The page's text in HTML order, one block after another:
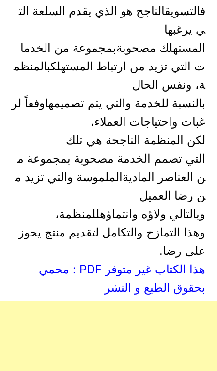
فالتسويقالناجح هو الذي يقدم السلعة الت
ي يرغبها
المستهلك مصحوبةبمجموعة من الخدما
ت التي تزيد من ارتباط المستهلكبالمنظم
ة، ونفس الحال
بالنسبة للخدمة والتي يتم تصميمهاوفقاً لر
غبات واحتياجات العملاء،
لكن المنظمة الناجحة هي تلك
التي تصمم الخدمة مصحوبة بمجموعة م
ن العناصر الماديةالملموسة والتي تزيد م
ن رضا العميل
وبالتالي ولاؤه وانتماؤهللمنظمة،
وهذا التمازج والتكامل لتقديم منتج يحوز
على رضا.
هذا الكتاب غير متوفر PDF : محمي
بحقوق الطبع و النشر